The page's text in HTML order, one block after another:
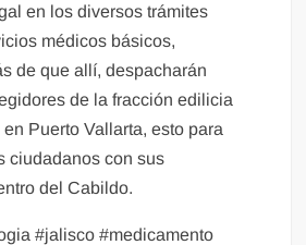
en los diversos trámites
médicos básicos,
de que allí, despacharán
de la fracción edilicia
Puerto Vallarta, esto para
ciudadanos con sus
del Cabildo.
#jalisco #medicamento